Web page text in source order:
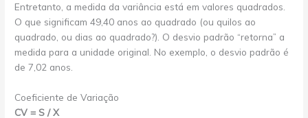
Entretanto, a medida da variância está em valores quadrados.
O que significam 49,40 anos ao quadrado (ou quilos ao
quadrado, ou dias ao quadrado?). O desvio padrão “retorna” a
medida para a unidade original. No exemplo, o desvio padrão é
de 7,02 anos.
Coeficiente de Variação
CV = S / X